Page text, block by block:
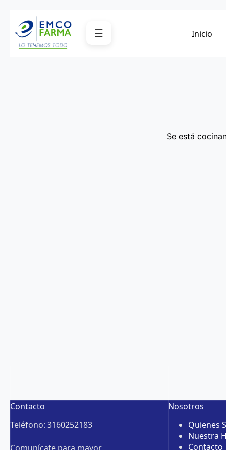
contenido
☰ Inicio
Se está
Contacto
Teléfono: 3160252183
Nosotros
Quienes
Nuestra
Contacto